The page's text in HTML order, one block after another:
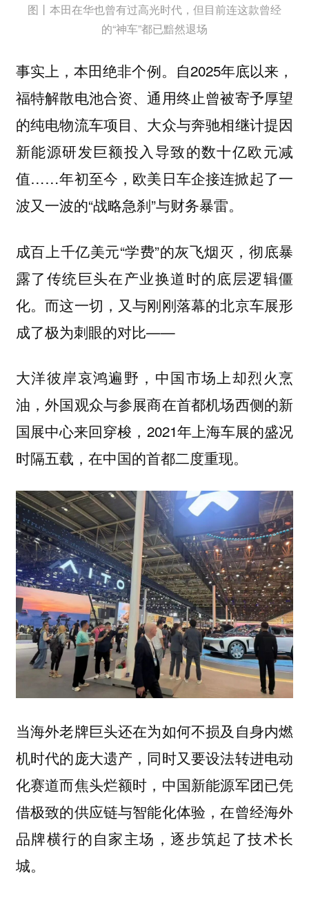
图丨本田在华也曾有过高光时代，但目前连这款曾经
的“神车”都已黯然退场
事实上，本田绝非个例。自2025年底以来，
福特解散电池合资、通用终止曾被寄予厚望
的纯电物流车项目、大众与奔驰相继计提因
新能源研发巨额投入导致的数十亿欧元减
值……年初至今，欧美日车企接连掀起了一
波又一波的“战略急刹”与财务暴雷。
成百上千亿美元“学费”的灰飞烟灭，彻底暴
露了传统巨头在产业换道时的底层逻辑僵
化。而这一切，又与刚刚落幕的北京车展形
成了极为刺眼的对比——
大洋彼岸哀鸿遍野，中国市场上却烈火烹
油，外国观众与参展商在首都机场西侧的新
国展中心来回穿梭，2021年上海车展的盛况
时隔五载，在中国的首都二度重现。
当海外老牌巨头还在为如何不损及自身内燃
机时代的庞大遗产，同时又要设法转进电动
化赛道而焦头烂额时，中国新能源军团已凭
借极致的供应链与智能化体验，在曾经海外
品牌横行的自家主场，逐步筑起了技术长
城。